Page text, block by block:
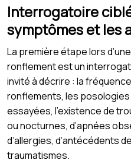
Interrogatoire
symptômes et les
La première étape lors
ronflement est un
invité à décrire : la
ronflements, les
essayées, l’existence de
ou nocturnes, d’apnées
d’allergies, d’antécédents
traumatismes.